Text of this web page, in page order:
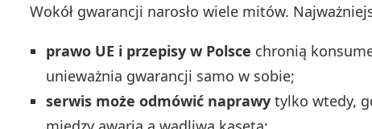
Wokół gwarancji narosło wiele mitów.
prawo UE i przepisy w Polsce chronią
unieważnia gwarancji samo w sobie;
serwis może odmówić naprawy tylko wtedy,